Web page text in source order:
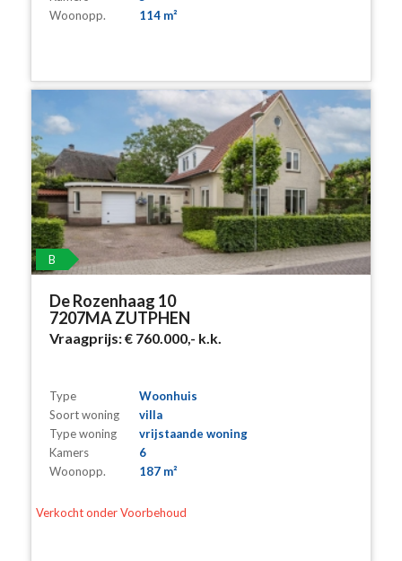
Woonopp.
114 m²
B
De Rozenhaag 10
7207MA ZUTPHEN
Vraagprijs:€ 760.000,- k.k.
Type
Woonhuis
Soort woning
villa
Type woning
vrijstaande woning
Kamers
6
Woonopp.
187 m²
Verkocht onder Voorbehoud